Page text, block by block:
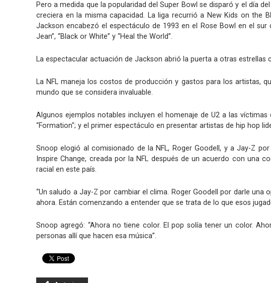
Pero a medida que la popularidad del Super Bowl se disparó y el día
creciera en la misma capacidad. La liga recurrió a New Kids on the
Jackson encabezó el espectáculo de 1993 en el Rose Bowl en el
Jean”, “Black or White” y “Heal the World”.
La espectacular actuación de Jackson abrió la puerta a otras
La NFL maneja los costos de producción y gastos para los artistas,
mundo que se considera invaluable.
Algunos ejemplos notables incluyen el homenaje de U2 a las
“Formation"; y el primer espectáculo en presentar artistas de hip hop
Snoop elogió al comisionado de la NFL, Roger Goodell, y a Jay-Z
Inspire Change, creada por la NFL después de un acuerdo con
racial en este país.
“Un saludo a Jay-Z por cambiar el clima. Roger Goodell por darle una
ahora. Están comenzando a entender que se trata de lo que esos
Snoop agregó: “Ahora no tiene color. El pop solía tener un color.
personas allí que hacen esa música”.